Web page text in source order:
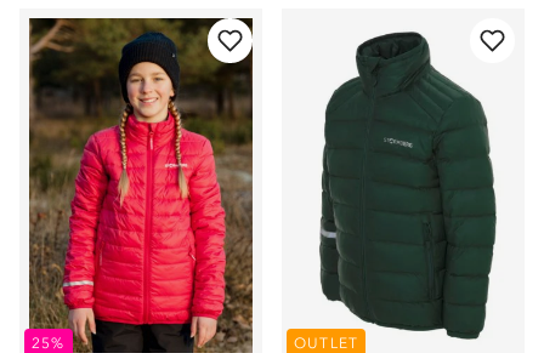
25% OUTLET